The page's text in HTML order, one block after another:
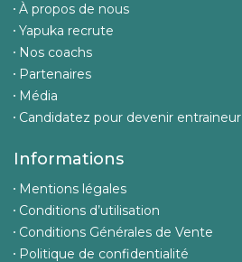
À propos de nous
Yapuka recrute
Nos coachs
Partenaires
Média
Candidatez pour devenir entraineur
Informations
Mentions légales
Conditions d’utilisation
Conditions Générales de Vente
Politique de confidentialité